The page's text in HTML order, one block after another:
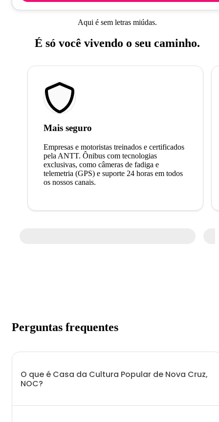
Aqui é sem letras miúdas.
É só você vivendo o seu caminho.
Mais seguro
Empresas e motoristas treinados e certificados
pela ANTT. Ônibus com tecnologias
exclusivas, como câmeras de fadiga e
telemetria (GPS) e suporte 24 horas em todos
os nossos canais.
Perguntas frequentes
O que é Casa da Cultura Popular de Nova Cruz,
NOC?